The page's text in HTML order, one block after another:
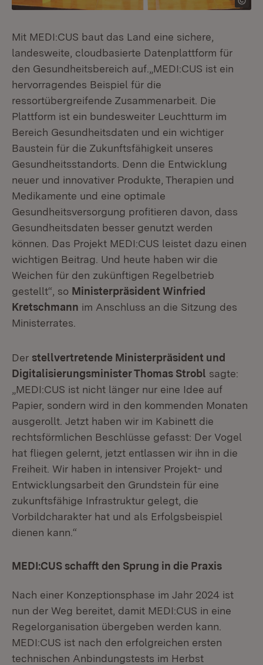
Mit MEDI:CUS baut das Land eine sichere,
landesweite, cloudbasierte Datenplattform für
den Gesundheitsbereich auf.„MEDI:CUS ist ein
hervorragendes Beispiel für die
ressortübergreifende Zusammenarbeit. Die
Plattform ist ein bundesweiter Leuchtturm im
Bereich Gesundheitsdaten und ein wichtiger
Baustein für die Zukunftsfähigkeit unseres
Gesundheitsstandorts. Denn die Entwicklung
neuer und innovativer Produkte, Therapien und
Medikamente und eine optimale
Gesundheitsversorgung profitieren davon, dass
Gesundheitsdaten besser genutzt werden
können. Das Projekt MEDI:CUS leistet dazu einen
wichtigen Beitrag. Und heute haben wir die
Weichen für den zukünftigen Regelbetrieb
gestellt“, so Ministerpräsident Winfried
Kretschmann im Anschluss an die Sitzung des
Ministerrates.
Der stellvertretende Ministerpräsident und
Digitalisierungsminister Thomas Strobl sagte:
„MEDI:CUS ist nicht länger nur eine Idee auf
Papier, sondern wird in den kommenden Monaten
ausgerollt. Jetzt haben wir im Kabinett die
rechtsförmlichen Beschlüsse gefasst: Der Vogel
hat fliegen gelernt, jetzt entlassen wir ihn in die
Freiheit. Wir haben in intensiver Projekt- und
Entwicklungsarbeit den Grundstein für eine
zukunftsfähige Infrastruktur gelegt, die
Vorbildcharakter hat und als Erfolgsbeispiel
dienen kann.“
MEDI:CUS schafft den Sprung in die Praxis
Nach einer Konzeptionsphase im Jahr 2024 ist
nun der Weg bereitet, damit MEDI:CUS in eine
Regelorganisation übergeben werden kann.
MEDI:CUS ist nach den erfolgreichen ersten
technischen Anbindungstests im Herbst